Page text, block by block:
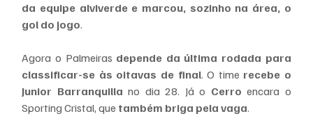
da equipe alviverde e marcou, sozinho na área, o
gol do jogo.
Agora o Palmeiras depende da última rodada para
classificar-se às oitavas de final. O time recebe o
Junior Barranquilla no dia 28. Já o Cerro encara o
Sporting Cristal, que também briga pela vaga.